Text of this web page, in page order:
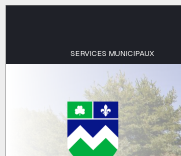
SERVICES MUNICIPAUX